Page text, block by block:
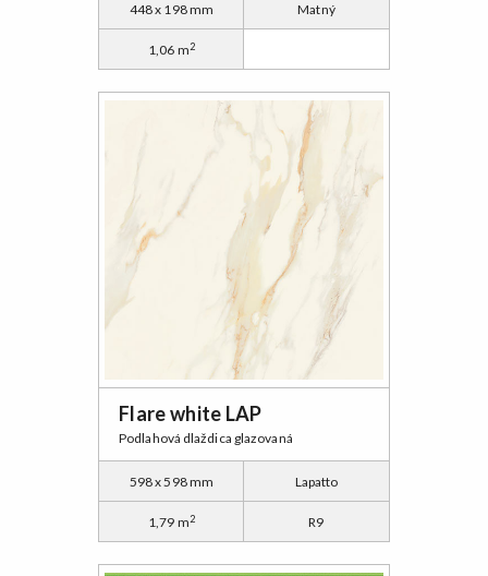
448 x 198 mm Matný
1,06 m2
Flare white LAP
Podlahová dlaždica glazovaná
598 x 598 mm Lapatto
1,79 m2 R9